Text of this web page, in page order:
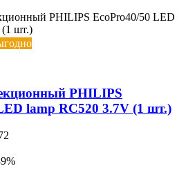
PHILIPS
lamp RC520 3.7V (1 шт.)